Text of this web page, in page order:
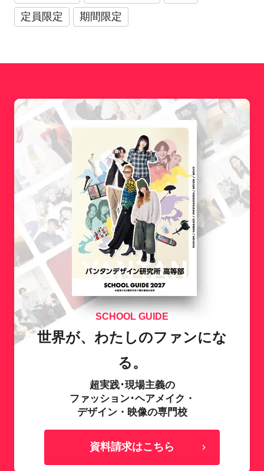
定員限定
期間限定
SCHOOL GUIDE
世界が、わたしのファンにな
る。
超実践･現場主義の
ファッション･ヘアメイク・
デザイン・映像の専門校
資料請求はこちら